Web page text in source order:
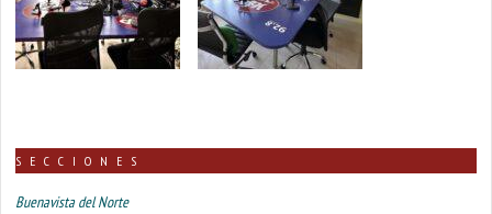
SECCIONES
Buenavista del Norte